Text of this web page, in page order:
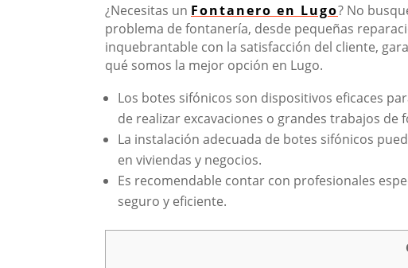
¿Necesitas un Fontanero en Lugo? No
problema de fontanería, desde pequeñas
inquebrantable con la satisfacción del cliente,
qué somos la mejor opción en Lugo.
Los botes sifónicos son dispositivos eficaces
de realizar excavaciones o grandes trabajos de
La instalación adecuada de botes sifónicos
en viviendas y negocios.
Es recomendable contar con profesionales
seguro y eficiente.